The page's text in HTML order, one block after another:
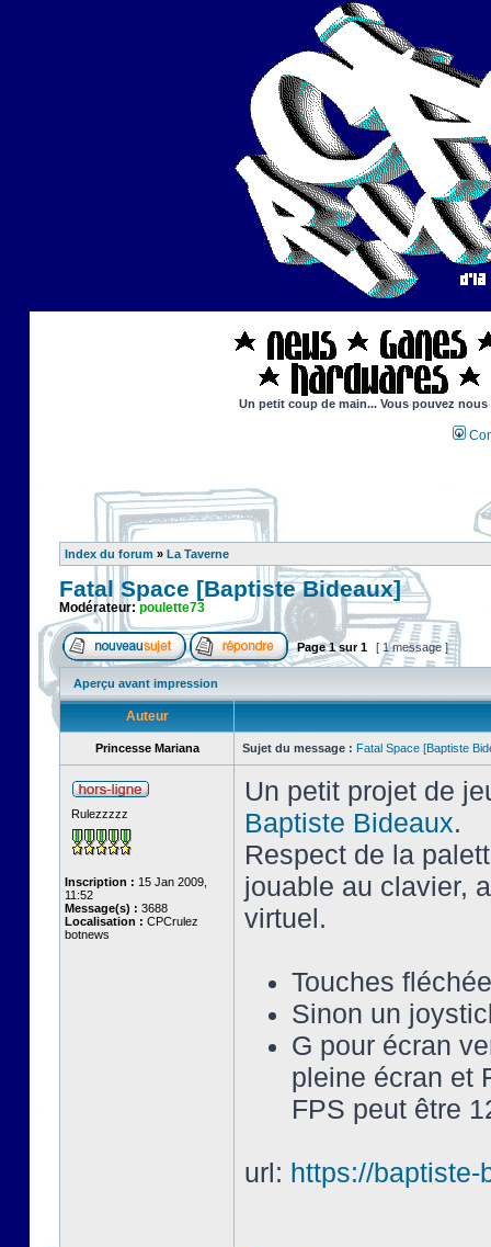
Un petit coup de main... Vous pouvez
Index du forum » La Taverne
Fatal Space [Baptiste Bideaux]
Modérateur: poulette73
Page1sur1 [ 1 message ]
Aperçu avant impression
Auteur
Princesse Mariana Sujet du message : Fatal Space [Baptiste
Rulezzzzz
Inscription : 15 Jan 2009,
11:52
Message(s) : 3688
Localisation : CPCrulez
botnews
Un petit projet de
Baptiste Bideaux.
Respect de la
jouable au clavier,
virtuel.
Touches
Sinon un
G pour écran
pleine écran et
FPS peut être
url: https://